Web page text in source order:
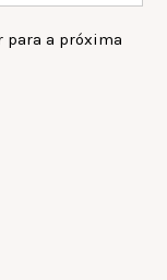
para a próxima